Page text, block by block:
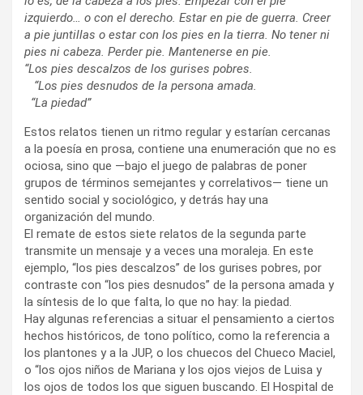
izquierdo… o con el derecho. Estar en pie de guerra. Creer
a pie juntillas o estar con los pies en la tierra. No tener ni
pies ni cabeza. Perder pie. Mantenerse en pie.
“Los pies descalzos de los gurises pobres.
“Los pies desnudos de la persona amada.
“La piedad”
Estos relatos tienen un ritmo regular y estarían cercanas
a la poesía en prosa, contiene una enumeración que no es
ociosa, sino que —bajo el juego de palabras de poner
grupos de términos semejantes y correlativos— tiene un
sentido social y sociológico, y detrás hay una
organización del mundo.
El remate de estos siete relatos de la segunda parte
transmite un mensaje y a veces una moraleja. En este
ejemplo, “los pies descalzos” de los gurises pobres, por
contraste con “los pies desnudos” de la persona amada y
la síntesis de lo que falta, lo que no hay: la piedad.
Hay algunas referencias a situar el pensamiento a ciertos
hechos históricos, de tono político, como la referencia a
los plantones y a la JUP, o los chuecos del Chueco Maciel,
o “los ojos niños de Mariana y los ojos viejos de Luisa y
los ojos de todos los que siguen buscando. El Hospital de